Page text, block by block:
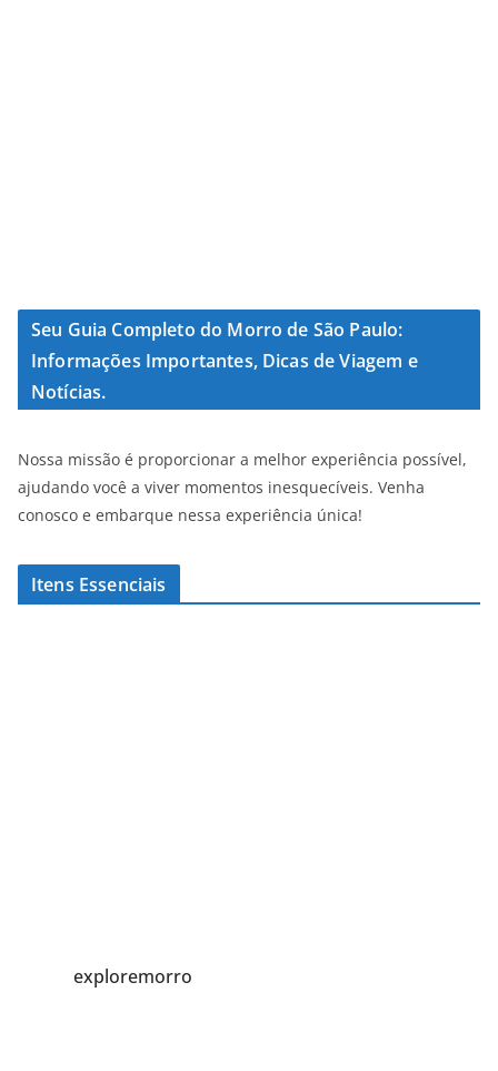
Seu Guia Completo do Morro de São Paulo:
Informações Importantes, Dicas de Viagem e
Notícias.
Nossa missão é proporcionar a melhor experiência possível,
ajudando você a viver momentos inesquecíveis. Venha
conosco e embarque nessa experiência única!
Itens Essenciais
exploremorro